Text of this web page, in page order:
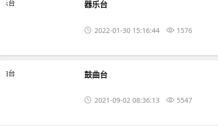
器乐台
2022-01-30 15:16:44 1576
鼓曲台
2021-09-02 08:36:13 5547